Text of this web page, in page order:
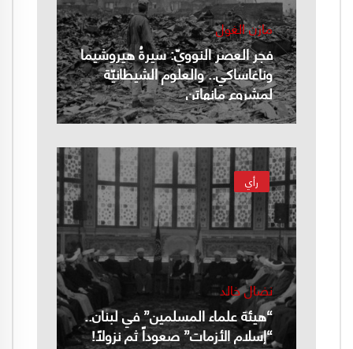
مازن الغول
فجر العصر النوويّ: سيرةُ هيروشيما
وناغاساكي.. والعلوم الشيطانيّة
لمشروع مانهاتن
رأي
نضال خالد
“هيئة علماء المسلمين” في لبنان..
“إسلام الأزمات” صعوداً ثم نزولاً!